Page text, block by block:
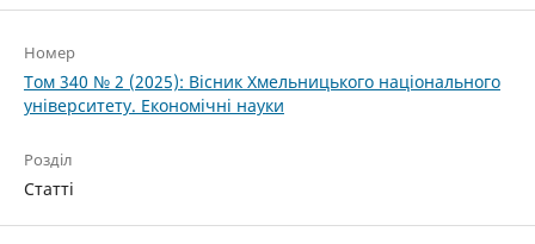
Номер
Том 340 № 2 (2025): Вісник Хмельницького національного
університету. Економічні науки
Розділ
Статті